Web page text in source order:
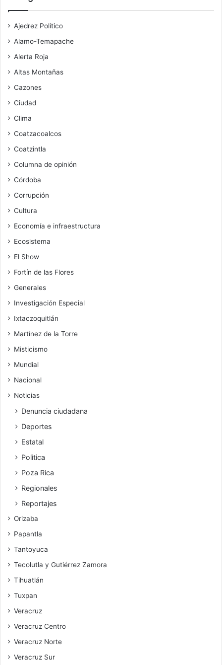
Ajedrez Político
Alamo-Temapache
Alerta Roja
Altas Montañas
Cazones
Ciudad
Clima
Coatzacoalcos
Coatzintla
Columna de opinión
Córdoba
Corrupción
Cultura
Economía e infraestructura
Ecosistema
El Show
Fortín de las Flores
Generales
Investigación Especial
Ixtaczoquitlán
Martínez de la Torre
Misticismo
Mundial
Nacional
Noticias
Denuncia ciudadana
Deportes
Estatal
Polìtica
Poza Rica
Regionales
Reportajes
Orizaba
Papantla
Tantoyuca
Tecolutla y Gutiérrez Zamora
Tihuatlán
Tuxpan
Veracruz
Veracruz Centro
Veracruz Norte
Veracruz Sur